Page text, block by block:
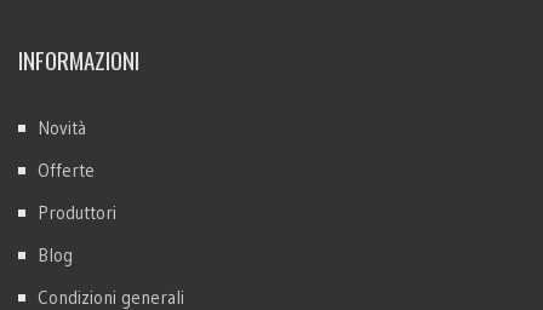
INFORMAZIONI
Novità
Offerte
Produttori
Blog
Condizioni generali